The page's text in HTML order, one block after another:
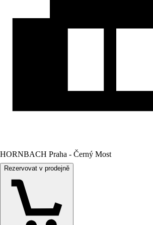
HORNBACH Praha - Černý Most
Rezervovat v prodejně